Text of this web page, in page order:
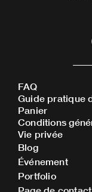
FAQ
Guide pratique
Panier
Conditions
Vie privée
Blog
Événement
Portfolio